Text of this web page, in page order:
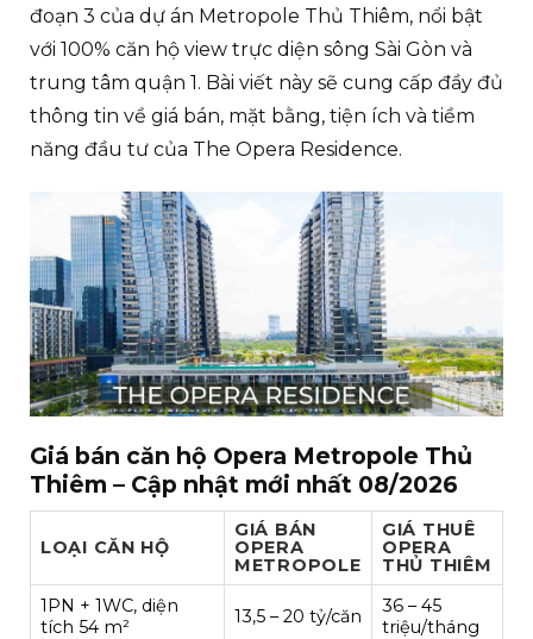
đoạn 3 của dự án Metropole Thủ Thiêm, nổi bật
với 100% căn hộ view trực diện sông Sài Gòn và
trung tâm quận 1. Bài viết này sẽ cung cấp đầy đủ
thông tin về giá bán, mặt bằng, tiện ích và tiềm
năng đầu tư của The Opera Residence.
Giá bán căn hộ Opera Metropole Thủ
Thiêm – Cập nhật mới nhất 08/2026
LOẠI CĂN HỘ
GIÁ BÁN
OPERA
METROPOLE
GIÁ THUÊ
OPERA
THỦ THIÊM
1PN + 1WC, diện
tích 54 m²
13,5 – 20 tỷ/căn
36 – 45
triệu/tháng